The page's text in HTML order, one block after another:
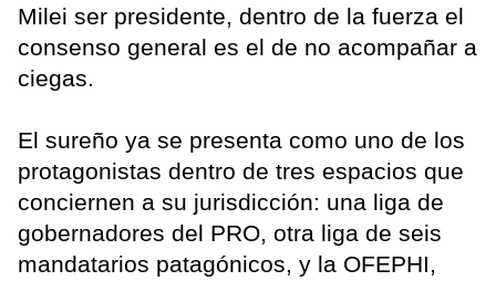
Milei ser presidente, dentro de la fuerza el
consenso general es el de no acompañar a
ciegas.
El sureño ya se presenta como uno de los
protagonistas dentro de tres espacios que
conciernen a su jurisdicción: una liga de
gobernadores del PRO, otra liga de seis
mandatarios patagónicos, y la OFEPHI,